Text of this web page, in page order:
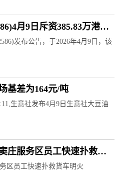
月9日斥资385.83万港元
发布公告，于2026年4月9日，该
基差为164元/吨
生意社发布4月9日生意社大豆油
庄服务区员工快速扑救货
区员工快速扑救货车明火